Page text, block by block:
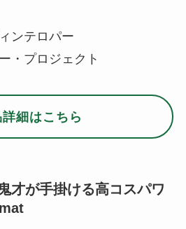
ンテロパー
・プロジェクト
細はこちら
才が手掛ける高コスパワ